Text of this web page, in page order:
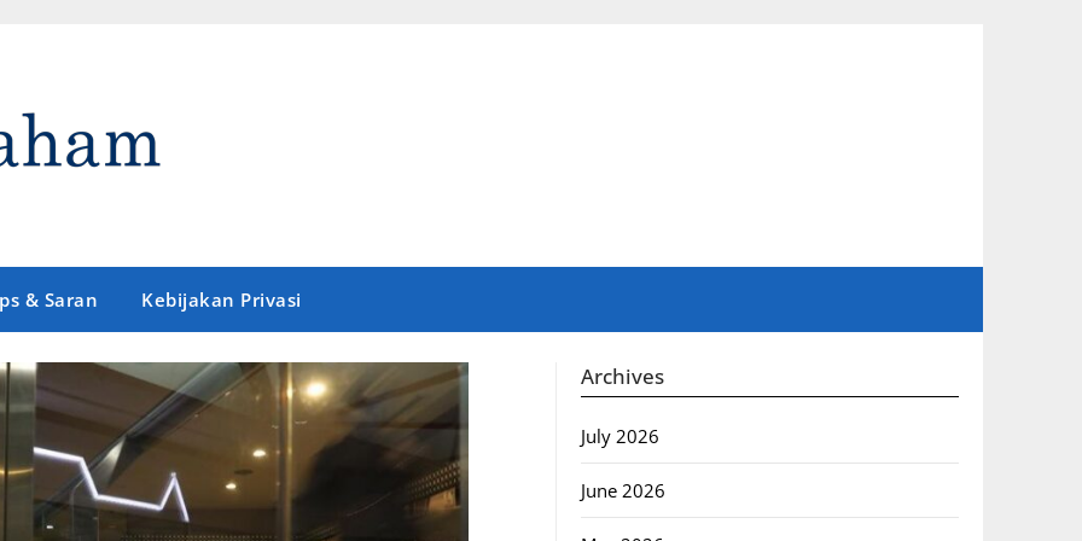
& Saran Kebijakan Privasi
Archives
July 2026
June 2026